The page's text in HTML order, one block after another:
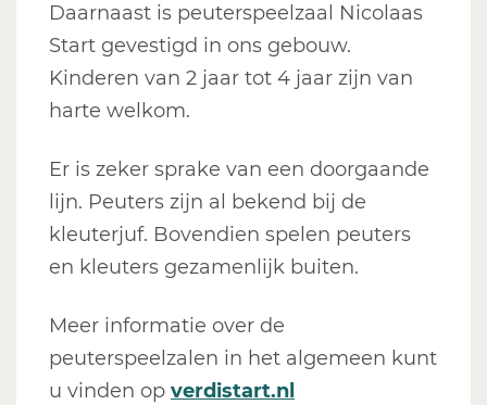
Daarnaast is peuterspeelzaal Nicolaas
Start gevestigd in ons gebouw.
Kinderen van 2 jaar tot 4 jaar zijn van
harte welkom.
Er is zeker sprake van een doorgaande
lijn. Peuters zijn al bekend bij de
kleuterjuf. Bovendien spelen peuters
en kleuters gezamenlijk buiten.
Meer informatie over de
peuterspeelzalen in het algemeen kunt
u vinden op verdistart.nl